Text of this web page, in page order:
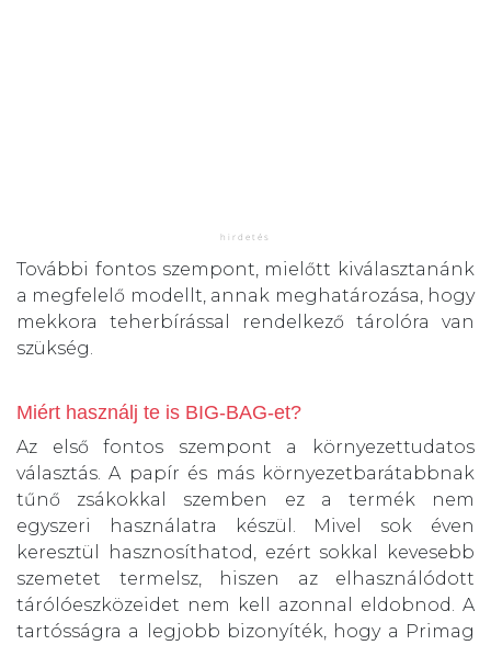
További fontos szempont, mielőtt kiválasztanánk
a megfelelő modellt, annak meghatározása, hogy
mekkora teherbírással rendelkező tárolóra van
szükség.
Miért használj te is BIG-BAG-et?
Az első fontos szempont a környezettudatos
választás. A papír és más környezetbarátabbnak
tűnő zsákokkal szemben ez a termék nem
egyszeri használatra készül. Mivel sok éven
keresztül hasznosíthatod, ezért sokkal kevesebb
szemetet termelsz, hiszen az elhasználódott
tárólóeszközeidet nem kell azonnal eldobnod. A
tartósságra a legjobb bizonyíték, hogy a Primag